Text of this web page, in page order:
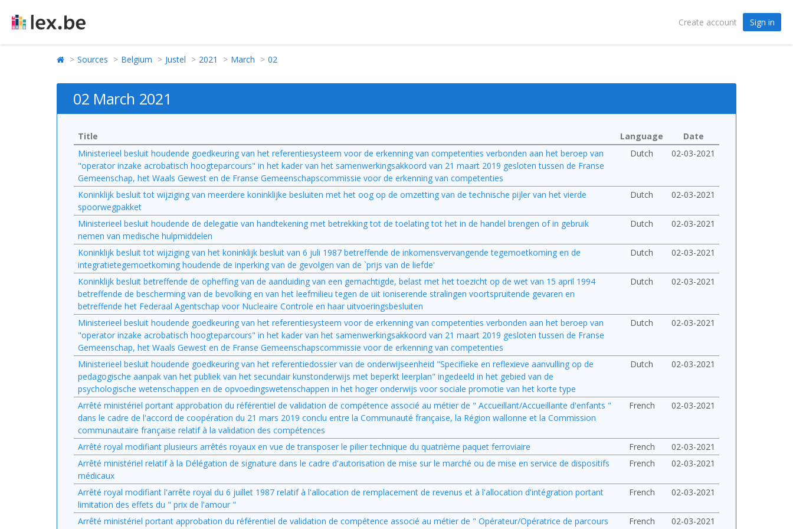
Create account Sign in
Sources Belgium Justel 2021 March 02
02 March 2021
Title Language
Date
Ministerieel besluit houdende goedkeuring van het referentiesysteem voor de erkenning van competenties verbonden aan het beroep van
"operator inzake acrobatisch hoogteparcours" in het kader van het samenwerkingsakkoord van 21 maart 2019 gesloten tussen de Franse
Gemeenschap, het Waals Gewest en de Franse Gemeenschapscommissie voor de erkenning van competenties
Dutch 02-03-2021
Koninklijk besluit tot wijziging van meerdere koninklijke besluiten met het oog op de omzetting van de technische pijler van het vierde
spoorwegpakket
Dutch 02-03-2021
Ministerieel besluit houdende de delegatie van handtekening met betrekking tot de toelating tot het in de handel brengen of in gebruik
nemen van medische hulpmiddelen
Dutch 02-03-2021
Koninklijk besluit tot wijziging van het koninklijk besluit van 6 juli 1987 betreffende de inkomensvervangende tegemoetkoming en de
integratietegemoetkoming houdende de inperking van de gevolgen van de `prijs van de liefde'
Dutch 02-03-2021
Koninklijk besluit betreffende de opheffing van de aanduiding van een gemachtigde, belast met het toezicht op de wet van 15 april 1994
betreffende de bescherming van de bevolking en van het leefmilieu tegen de uit ioniserende stralingen voortspruitende gevaren en
betreffende het Federaal Agentschap voor Nucleaire Controle en haar uitvoeringsbesluiten
Dutch 02-03-2021
Ministerieel besluit houdende goedkeuring van het referentiesysteem voor de erkenning van competenties verbonden aan het beroep van
"operator inzake acrobatisch hoogteparcours" in het kader van het samenwerkingsakkoord van 21 maart 2019 gesloten tussen de Franse
Gemeenschap, het Waals Gewest en de Franse Gemeenschapscommissie voor de erkenning van competenties
Dutch 02-03-2021
Ministerieel besluit houdende goedkeuring van het referentiedossier van de onderwijseenheid "Specifieke en reflexieve aanvulling op de
pedagogische aanpak van het publiek van het secundair kunstonderwijs met beperkt leerplan" ingedeeld in het gebied van de
psychologische wetenschappen en de opvoedingswetenschappen in het hoger onderwijs voor sociale promotie van het korte type
Dutch 02-03-2021
Arrêté ministériel portant approbation du référentiel de validation de compétence associé au métier de " Accueillant/Accueillante d'enfants "
dans le cadre de l'accord de coopération du 21 mars 2019 conclu entre la Communauté française, la Région wallonne et la Commission
communautaire française relatif à la validation des compétences
French 02-03-2021
Arrêté royal modifiant plusieurs arrêtés royaux en vue de transposer le pilier technique du quatrième paquet ferroviaire French
02-03-2021
Arrêté ministériel relatif à la Délégation de signature dans le cadre d'autorisation de mise sur le marché ou de mise en service de dispositifs
médicaux
French 02-03-2021
Arrêté royal modifiant l'arrête royal du 6 juillet 1987 relatif à l'allocation de remplacement de revenus et à l'allocation d'intégration portant
limitation des effets du " prix de l'amour "
French 02-03-2021
Arrêté ministériel portant approbation du référentiel de validation de compétence associé au métier de " Opérateur/Opératrice de parcours
French 02-03-2021